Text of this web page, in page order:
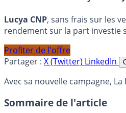
Lucya CNP, sans frais sur les
rendement sur la part investie
Profiter de l'offre
Partager : X (Twitter) LinkedIn
Avec sa nouvelle campagne,
Sommaire de l'article